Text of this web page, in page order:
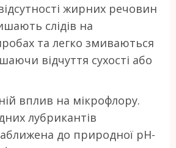
жирних речовин
слідів на
та легко змиваються
відчуття сухості або
вплив на мікрофлору.
лубрикантів
до природної pH-